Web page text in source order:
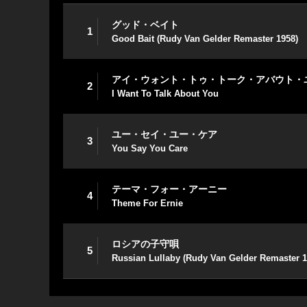
1
グッド・ベイト
Good Bait (Rudy Van Gelder Remaster 1958)
2
アイ・ウォント・トゥ・トーク・アバウト・
I Want To Talk About You
3
ユー・セイ・ユー・ケア
You Say You Care
4
テーマ・フォー・アーニー
Theme For Ernie
5
ロシアの子守唄
Russian Lullaby (Rudy Van Gelder Remaster